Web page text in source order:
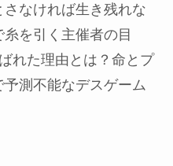
なければ生き残れな
を引く主催者の目
れた理由とは？命とプ
測不能なデスゲーム